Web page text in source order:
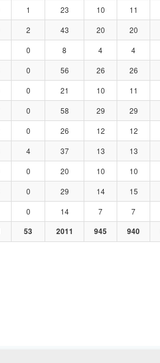
1 23 10 11
2 43 20 20
0 8 4 4
0 56 26 26
0 21 10 11
0 58 29 29
0 26 12 12
4 37 13 13
0 20 10 10
0 29 14 15
0 14 7 7
53 2011 945 940